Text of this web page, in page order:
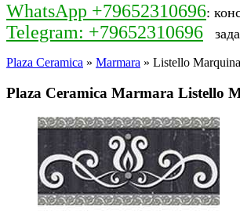
WhatsApp +79652310696:
Telegram: +79652310696
Plaza Ceramica » Marmara » Listello
Plaza Ceramica Marmara Listello